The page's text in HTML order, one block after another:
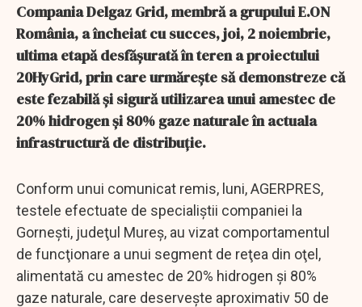
Compania Delgaz Grid, membră a grupului E.ON
România, a încheiat cu succes, joi, 2 noiembrie,
ultima etapă desfăşurată în teren a proiectului
20HyGrid, prin care urmăreşte să demonstreze că
este fezabilă şi sigură utilizarea unui amestec de
20% hidrogen şi 80% gaze naturale în actuala
infrastructură de distribuţie.
Conform unui comunicat remis, luni, AGERPRES,
testele efectuate de specialiştii companiei la
Gorneşti, judeţul Mureş, au vizat comportamentul
de funcţionare a unui segment de reţea din oţel,
alimentată cu amestec de 20% hidrogen şi 80%
gaze naturale, care deserveşte aproximativ 50 de